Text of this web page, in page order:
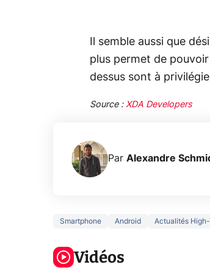
Il semble aussi que
plus permet de
dessus sont à
Source : XDA Developers
Par Alexandre
Smartphone Android Actualités
Vidéos
5 générations
la prochaine
Xbox !
Ce que